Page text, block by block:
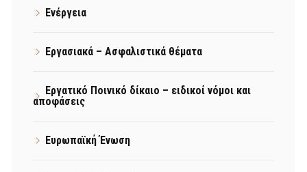
Ενέργεια
Εργασιακά – Ασφαλιστικά θέματα
Εργατικό Ποινικό δίκαιο – ειδικοί νόμοι και
αποφάσεις
Ευρωπαϊκή Ένωση